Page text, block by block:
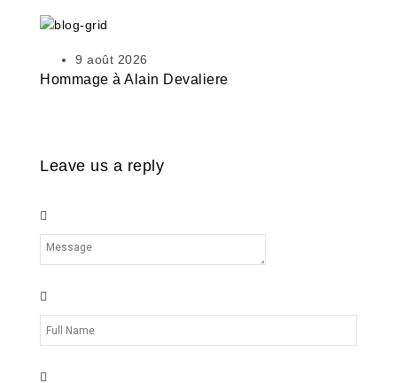
9 août 2026
Hommage à Alain Devaliere
Leave us a reply